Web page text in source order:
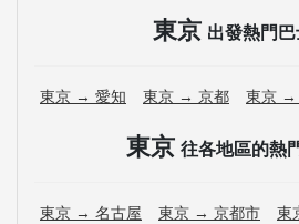
東京 出發熱門
東京 → 愛知 東京 → 京都 東京 →
東京 往各地區的熱
東京 → 名古屋 東京 → 京都市
東